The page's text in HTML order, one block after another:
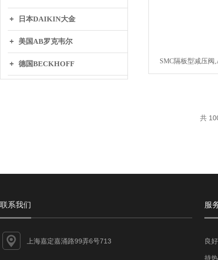
日本DAIKIN大金
美国AB罗克韦尔
德国BECKHOFF SMC隔板型减压阀
共
联系我们
上海嘉定嘉涌路99弄6号713
服
良
持